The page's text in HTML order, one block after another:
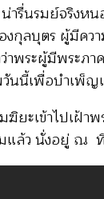
ารื่นรมย์จริงห
กุลบุตร ผู้มีคว
าพระผู้มีพระภ
วันนี้เพื่อบำเพ็ญ
ยะเข้าไปเฝ้า
แล้ว นั่งอยู่ ณ ที่